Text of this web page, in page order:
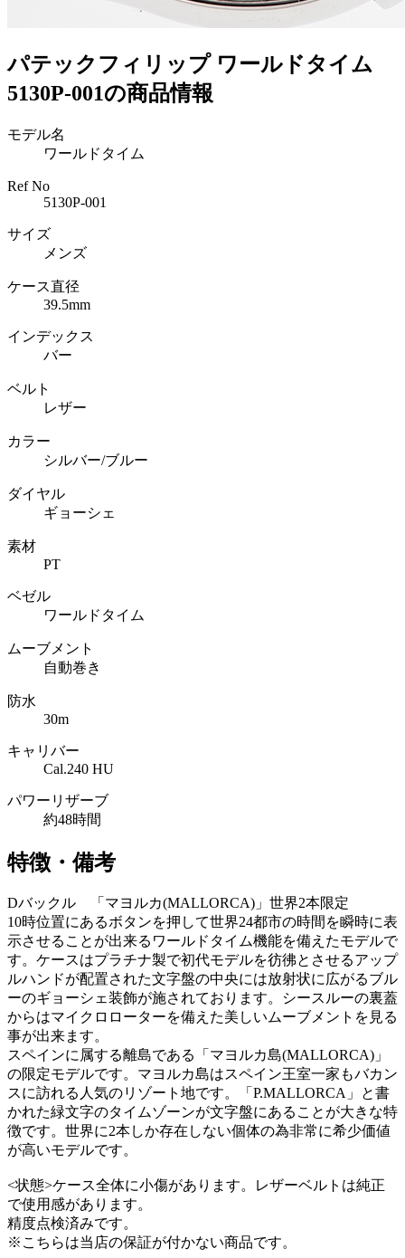
パテックフィリップ ワールドタイム
5130P-001の商品情報
モデル名
ワールドタイム
Ref No
5130P-001
サイズ
メンズ
ケース直径
39.5mm
インデックス
バー
ベルト
レザー
カラー
シルバー/ブルー
ダイヤル
ギョーシェ
素材
PT
ベゼル
ワールドタイム
ムーブメント
自動巻き
防水
30m
キャリバー
Cal.240 HU
パワーリザーブ
約48時間
特徴・備考
Dバックル 「マヨルカ(MALLORCA)」世界2本限定
10時位置にあるボタンを押して世界24都市の時間を瞬時に表
示させることが出来るワールドタイム機能を備えたモデルで
す。ケースはプラチナ製で初代モデルを彷彿とさせるアップ
ルハンドが配置された文字盤の中央には放射状に広がるブル
ーのギョーシェ装飾が施されております。シースルーの裏蓋
からはマイクロローターを備えた美しいムーブメントを見る
事が出来ます。
スペインに属する離島である「マヨルカ島(MALLORCA)」
の限定モデルです。マヨルカ島はスペイン王室一家もバカン
スに訪れる人気のリゾート地です。「P.MALLORCA」と書
かれた緑文字のタイムゾーンが文字盤にあることが大きな特
徴です。世界に2本しか存在しない個体の為非常に希少価値
が高いモデルです。
<状態>ケース全体に小傷があります。レザーベルトは純正
で使用感があります。
精度点検済みです。
※こちらは当店の保証が付かない商品です。